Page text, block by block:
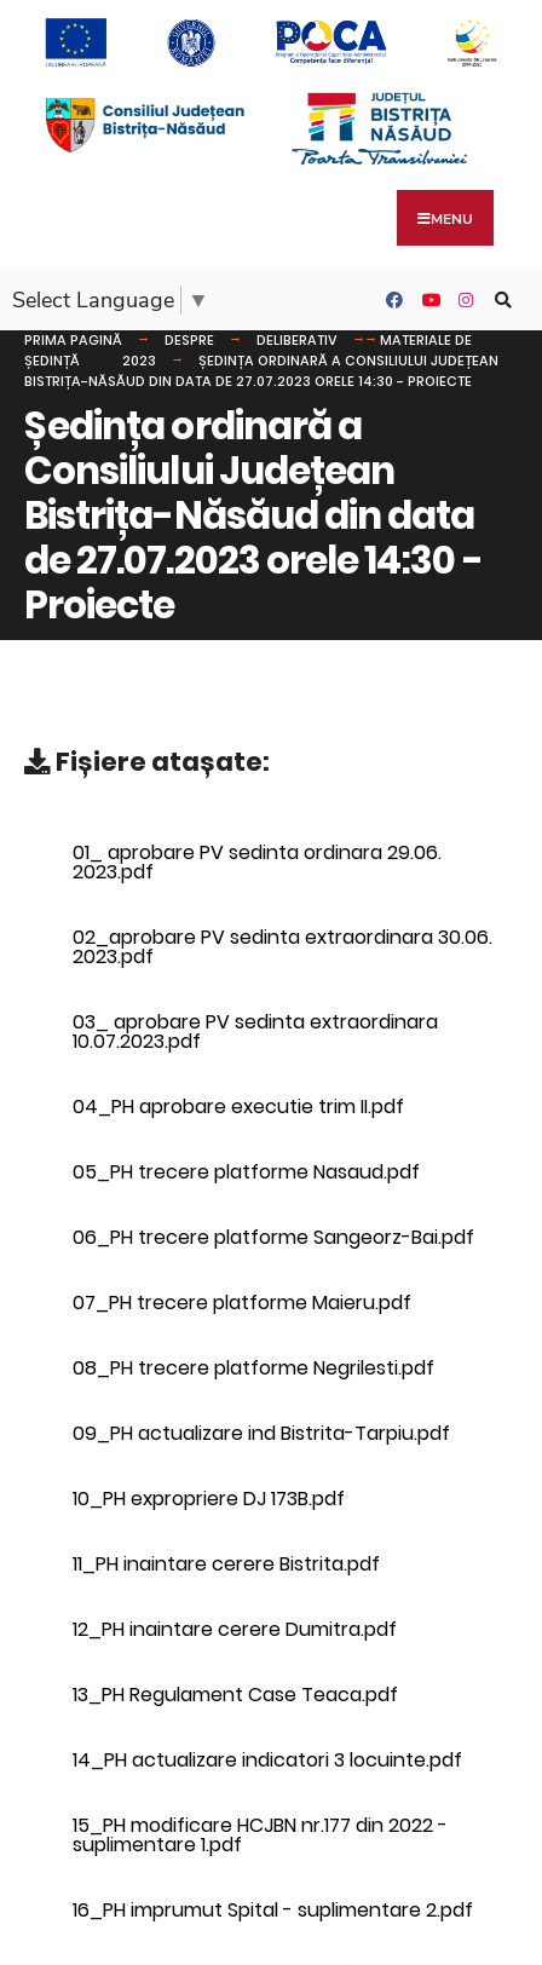
MENU
Select Language ▼
PRIMA PAGINĂ DESPRE DELIBERATIV
MATERIALE DE
ȘEDINȚĂ
2023
ȘEDINȚA ORDINARĂ A CONSILIULUI JUDEȚEAN
BISTRIȚA-NĂSĂUD DIN DATA DE 27.07.2023 ORELE 14:30 - PROIECTE
Ședința ordinară a
Consiliului Județean
Bistrița-Năsăud din data
de 27.07.2023 orele 14:30 -
Proiecte
Fișiere atașate:
01_ aprobare PV sedinta ordinara 29.06.
2023.pdf
02_aprobare PV sedinta extraordinara 30.06.
2023.pdf
03_ aprobare PV sedinta extraordinara
10.07.2023.pdf
04_PH aprobare executie trim II.pdf
05_PH trecere platforme Nasaud.pdf
06_PH trecere platforme Sangeorz-Bai.pdf
07_PH trecere platforme Maieru.pdf
08_PH trecere platforme Negrilesti.pdf
09_PH actualizare ind Bistrita-Tarpiu.pdf
10_PH expropriere DJ 173B.pdf
11_PH inaintare cerere Bistrita.pdf
12_PH inaintare cerere Dumitra.pdf
13_PH Regulament Case Teaca.pdf
14_PH actualizare indicatori 3 locuinte.pdf
15_PH modificare HCJBN nr.177 din 2022 -
suplimentare 1.pdf
16_PH imprumut Spital - suplimentare 2.pdf